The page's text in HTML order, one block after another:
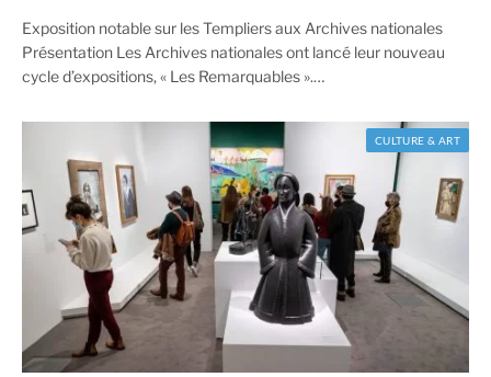
Exposition notable sur les Templiers aux Archives nationales
Présentation Les Archives nationales ont lancé leur nouveau
cycle d’expositions, « Les Remarquables ».…
CULTURE & ART